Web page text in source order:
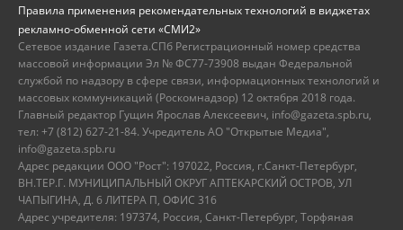
Правила применения рекомендательных технологий в виджетах
рекламно-обменной сети «СМИ2»
Сетевое издание Газета.СПб Регистрационный номер средства
массовой информации Эл № ФС77-73908 выдан Федеральной
службой по надзору в сфере связи, информационных технологий и
массовых коммуникаций (Роскомнадзор) 12 октября 2018 года.
Главный редактор Гущин Ярослав Алексеевич, info@gazeta.spb.ru,
тел: +7 (812) 627-21-84. Учредитель АО "Открытые Медиа",
info@gazeta.spb.ru
Адрес редакции ООО "Рост": 197022, Россия, г.Санкт-Петербург,
ВН.ТЕР.Г. МУНИЦИПАЛЬНЫЙ ОКРУГ АПТЕКАРСКИЙ ОСТРОВ, УЛ
ЧАПЫГИНА, Д. 6 ЛИТЕРА П, ОФИС 316
Адрес учредителя: 197374, Россия, Санкт-Петербург, Торфяная